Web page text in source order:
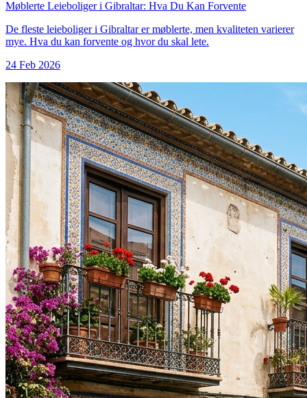
Møblerte Leieboliger i Gibraltar: Hva Du Kan Forvente
De fleste leieboliger i Gibraltar er møblerte, men kvaliteten varierer
mye. Hva du kan forvente og hvor du skal lete.
24 Feb 2026